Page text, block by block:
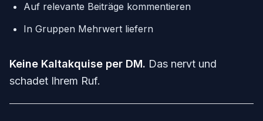
Auf relevante Beiträge kommentieren
In Gruppen Mehrwert liefern
Keine Kaltakquise per DM. Das nervt und
schadet Ihrem Ruf.